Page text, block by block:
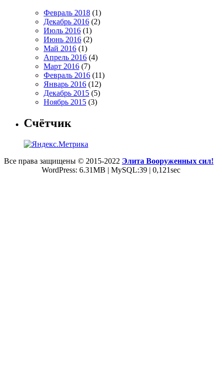
Февраль 2018 (1)
Декабрь 2016 (2)
Июль 2016 (1)
Июнь 2016 (2)
Май 2016 (1)
Апрель 2016 (4)
Март 2016 (7)
Февраль 2016 (11)
Январь 2016 (12)
Декабрь 2015 (5)
Ноябрь 2015 (3)
Счётчик
Все права защищены © 2015-2022 Элита Вооруженных сил!
WordPress: 6.31MB | MySQL:39 | 0,121sec